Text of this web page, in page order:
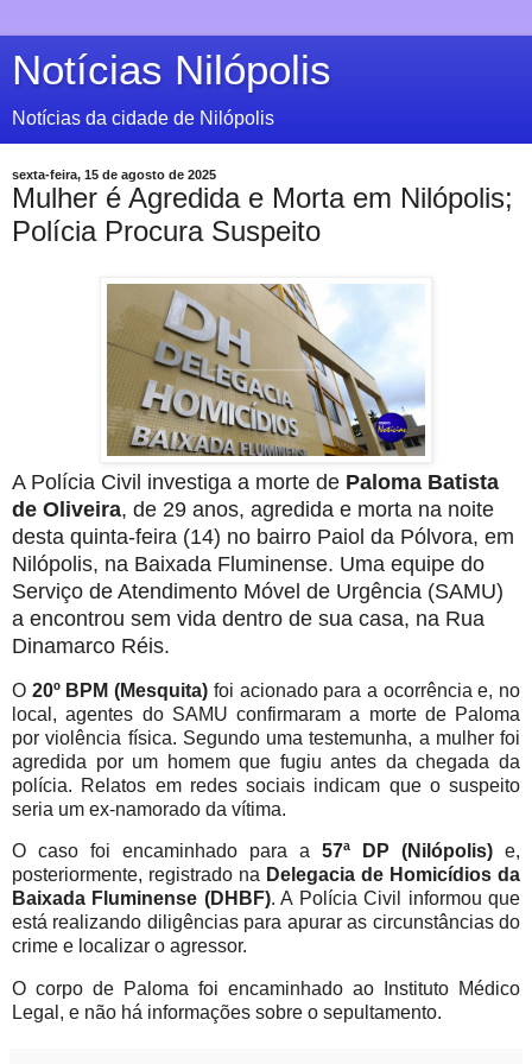
Notícias Nilópolis
Notícias da cidade de Nilópolis
sexta-feira, 15 de agosto de 2025
Mulher é Agredida e Morta em Nilópolis;
Polícia Procura Suspeito
A Polícia Civil investiga a morte de Paloma Batista
de Oliveira, de 29 anos, agredida e morta na noite
desta quinta-feira (14) no bairro Paiol da Pólvora, em
Nilópolis, na Baixada Fluminense. Uma equipe do
Serviço de Atendimento Móvel de Urgência (SAMU)
a encontrou sem vida dentro de sua casa, na Rua
Dinamarco Réis.
O 20º BPM (Mesquita) foi acionado para a ocorrência e, no
local, agentes do SAMU confirmaram a morte de Paloma
por violência física. Segundo uma testemunha, a mulher foi
agredida por um homem que fugiu antes da chegada da
polícia. Relatos em redes sociais indicam que o suspeito
seria um ex-namorado da vítima.
O caso foi encaminhado para a 57ª DP (Nilópolis) e,
posteriormente, registrado na Delegacia de Homicídios da
Baixada Fluminense (DHBF). A Polícia Civil informou que
está realizando diligências para apurar as circunstâncias do
crime e localizar o agressor.
O corpo de Paloma foi encaminhado ao Instituto Médico
Legal, e não há informações sobre o sepultamento.